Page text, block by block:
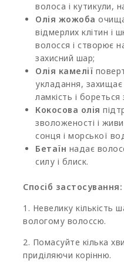
волоса і кутикули,
Олія жожоба
відмерлих клітин і
волосся і створює
захисний шар;
Олія камелії
укладання, захищає
ламкість і
Кокосова олія
зволоженості і
сонця і морської
Бетаїн надає
силу і блиск.
Спосіб застосування:
1. Невелику кількість
вологому волоссю.
2. Помасуйте кілька
приділяючи корінню.